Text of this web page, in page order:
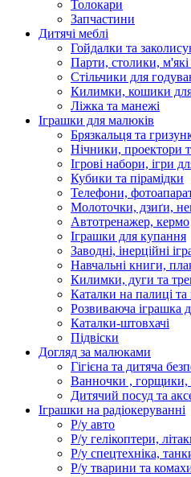
Толокари
Запчастини
Дитячі меблі
Гойдалки та
Парти, столики, м'які
Стільчики для
Килимки, кошики
Ліжка та манежі
Іграшки для малюків
Брязкальця та
Нічники, проектори
Ігрові набори, ігри
Кубики та пірамідки
Телефони,
Молоточки, дзиґи,
Автотренажер, кермо
Іграшки для купання
Заводні, інерційні
Навчальні книги,
Килимки, дуги та
Каталки на палиці та
Розвиваюча іграшка
Каталки-штовхачі
Підвіски
Догляд за малюками
Гігієна та дитяча
Ванночки , горщики,
Дитячий посуд та
Іграшки на радіокеруванні
Р/у авто
Р/у гелікоптери,
Р/у спецтехніка,
Р/у тварини та